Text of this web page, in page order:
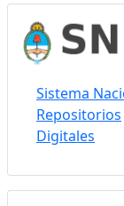
Sistema
Repositorios
Digitales